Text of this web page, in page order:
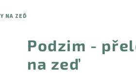
NA ZEĎ
Podzim -
na zeď